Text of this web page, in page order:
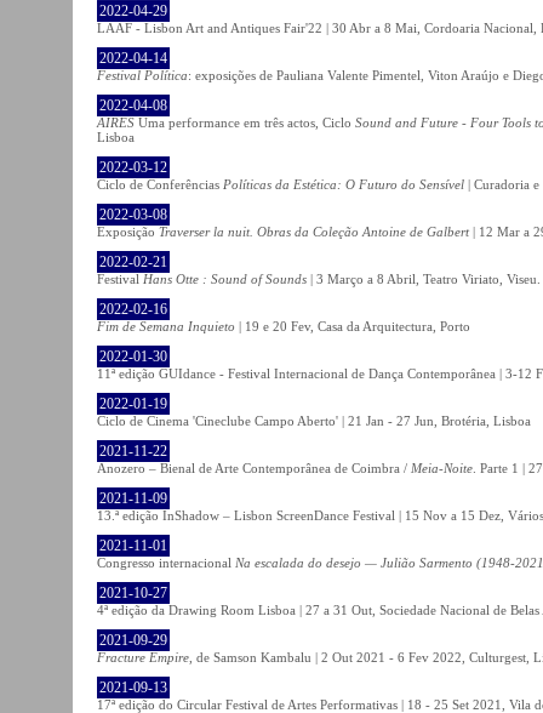
2022-04-29
LAAF - Lisbon Art and Antiques Fair'22 | 30 Abr a 8 Mai, Cordoaria Nacional,
2022-04-14
Festival Política: exposições de Pauliana Valente Pimentel, Viton Araújo e
2022-04-08
AIRES Uma performance em três actos, Ciclo Sound and Future - Four Tools
Lisboa
2022-03-12
Ciclo de Conferências Políticas da Estética: O Futuro do Sensível | Curadoria
2022-03-08
Exposição Traverser la nuit. Obras da Coleção Antoine de Galbert | 12 Mar a
2022-02-21
Festival Hans Otte : Sound of Sounds | 3 Março a 8 Abril, Teatro Viriato, Viseu.
2022-02-16
Fim de Semana Inquieto | 19 e 20 Fev, Casa da Arquitectura, Porto
2022-01-30
11ª edição GUIdance - Festival Internacional de Dança Contemporânea | 3-12
2022-01-19
Ciclo de Cinema 'Cineclube Campo Aberto' | 21 Jan - 27 Jun, Brotéria, Lisboa
2021-11-22
Anozero – Bienal de Arte Contemporânea de Coimbra / Meia-Noite . Parte 1 |
2021-11-09
13.ª edição InShadow – Lisbon ScreenDance Festival | 15 Nov a 15 Dez,
2021-11-01
Congresso internacional Na escalada do desejo — Julião Sarmento (1948-
2021-10-27
4ª edição da Drawing Room Lisboa | 27 a 31 Out, Sociedade Nacional de
2021-09-29
Fracture Empire , de Samson Kambalu | 2 Out 2021 - 6 Fev 2022, Culturgest,
2021-09-13
17ª edição do Circular Festival de Artes Performativas | 18 - 25 Set 2021, Vila